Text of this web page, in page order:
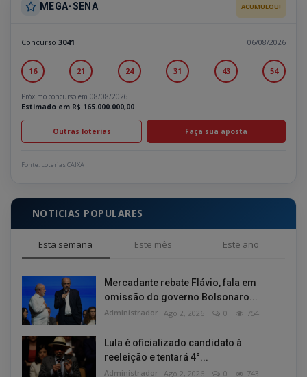
MEGA-SENA ACUMULOU!
Concurso 3041 06/08/2026
16 21 24 31 43 54
Próximo concurso em 08/08/2026
Estimado em R$ 165.000.000,00
Outras loterias Faça sua aposta
Fonte: Loterias CAIXA
NOTICIAS POPULARES
Esta semana Este mês Este ano
Mercadante rebate Flávio, fala em
omissão do governo Bolsonaro...
Administrador Ago 2, 2026 0 754
Lula é oficializado candidato à
reeleição e tentará 4°...
Administrador Ago 2, 2026 0 743